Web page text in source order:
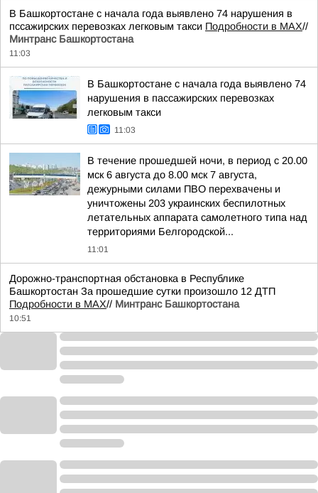
В Башкортостане с начала года выявлено 74 нарушения в
пссажирских перевозках легковым такси Подробности в MAX//
Минтранс Башкортостана
11:03
В Башкортостане с начала года выявлено 74
нарушения в пассажирских перевозках
легковым такси
11:03
В течение прошедшей ночи, в период с 20.00
мск 6 августа до 8.00 мск 7 августа,
дежурными силами ПВО перехвачены и
уничтожены 203 украинских беспилотных
летательных аппарата самолетного типа над
территориями Белгородской...
11:01
Дорожно-транспортная обстановка в Республике
Башкортостан За прошедшие сутки произошло 12 ДТП
Подробности в MAX// Минтранс Башкортостана
10:51